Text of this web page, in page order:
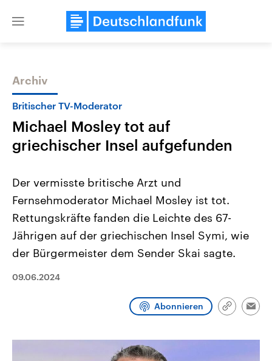
Close
Themen
Landtagswahl Sachsen-Anhalt
2026
Alle Informationen
Sachsen-Anhalt wählt am 6.
September 2026 einen neuen
Landtag. Seit 2021 wird das
CDU, SPD und FDP regiert.-
Wahlprogramme, aktuelle Berichte
und Hintergründe zu den Parteien
und Kandidaten der anstehenden
USA
Aktuelle Beiträge,
Hintergründe
Wirtschaftlich und
gehören die Vereinigten
den mächtigsten Ländern
Programm Podcasts
Audio-Archiv
Archiv
Britischer TV-Moderator
Michael Mosley tot auf
griechischer Insel aufgefunden
Der vermisste britische Arzt und
Fernsehmoderator Michael Mosley ist tot.
Rettungskräfte fanden die Leichte des 67-
Jährigen auf der griechischen Insel Symi, wie
der Bürgermeister dem Sender Skai sagte.
09.06.2024
Abonnieren
Link